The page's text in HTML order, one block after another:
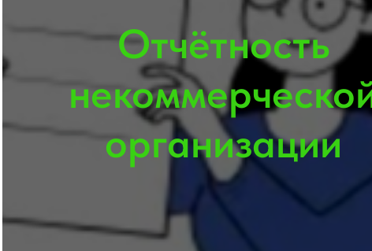
Отчётность
организации
Просмотреть отчеты организации